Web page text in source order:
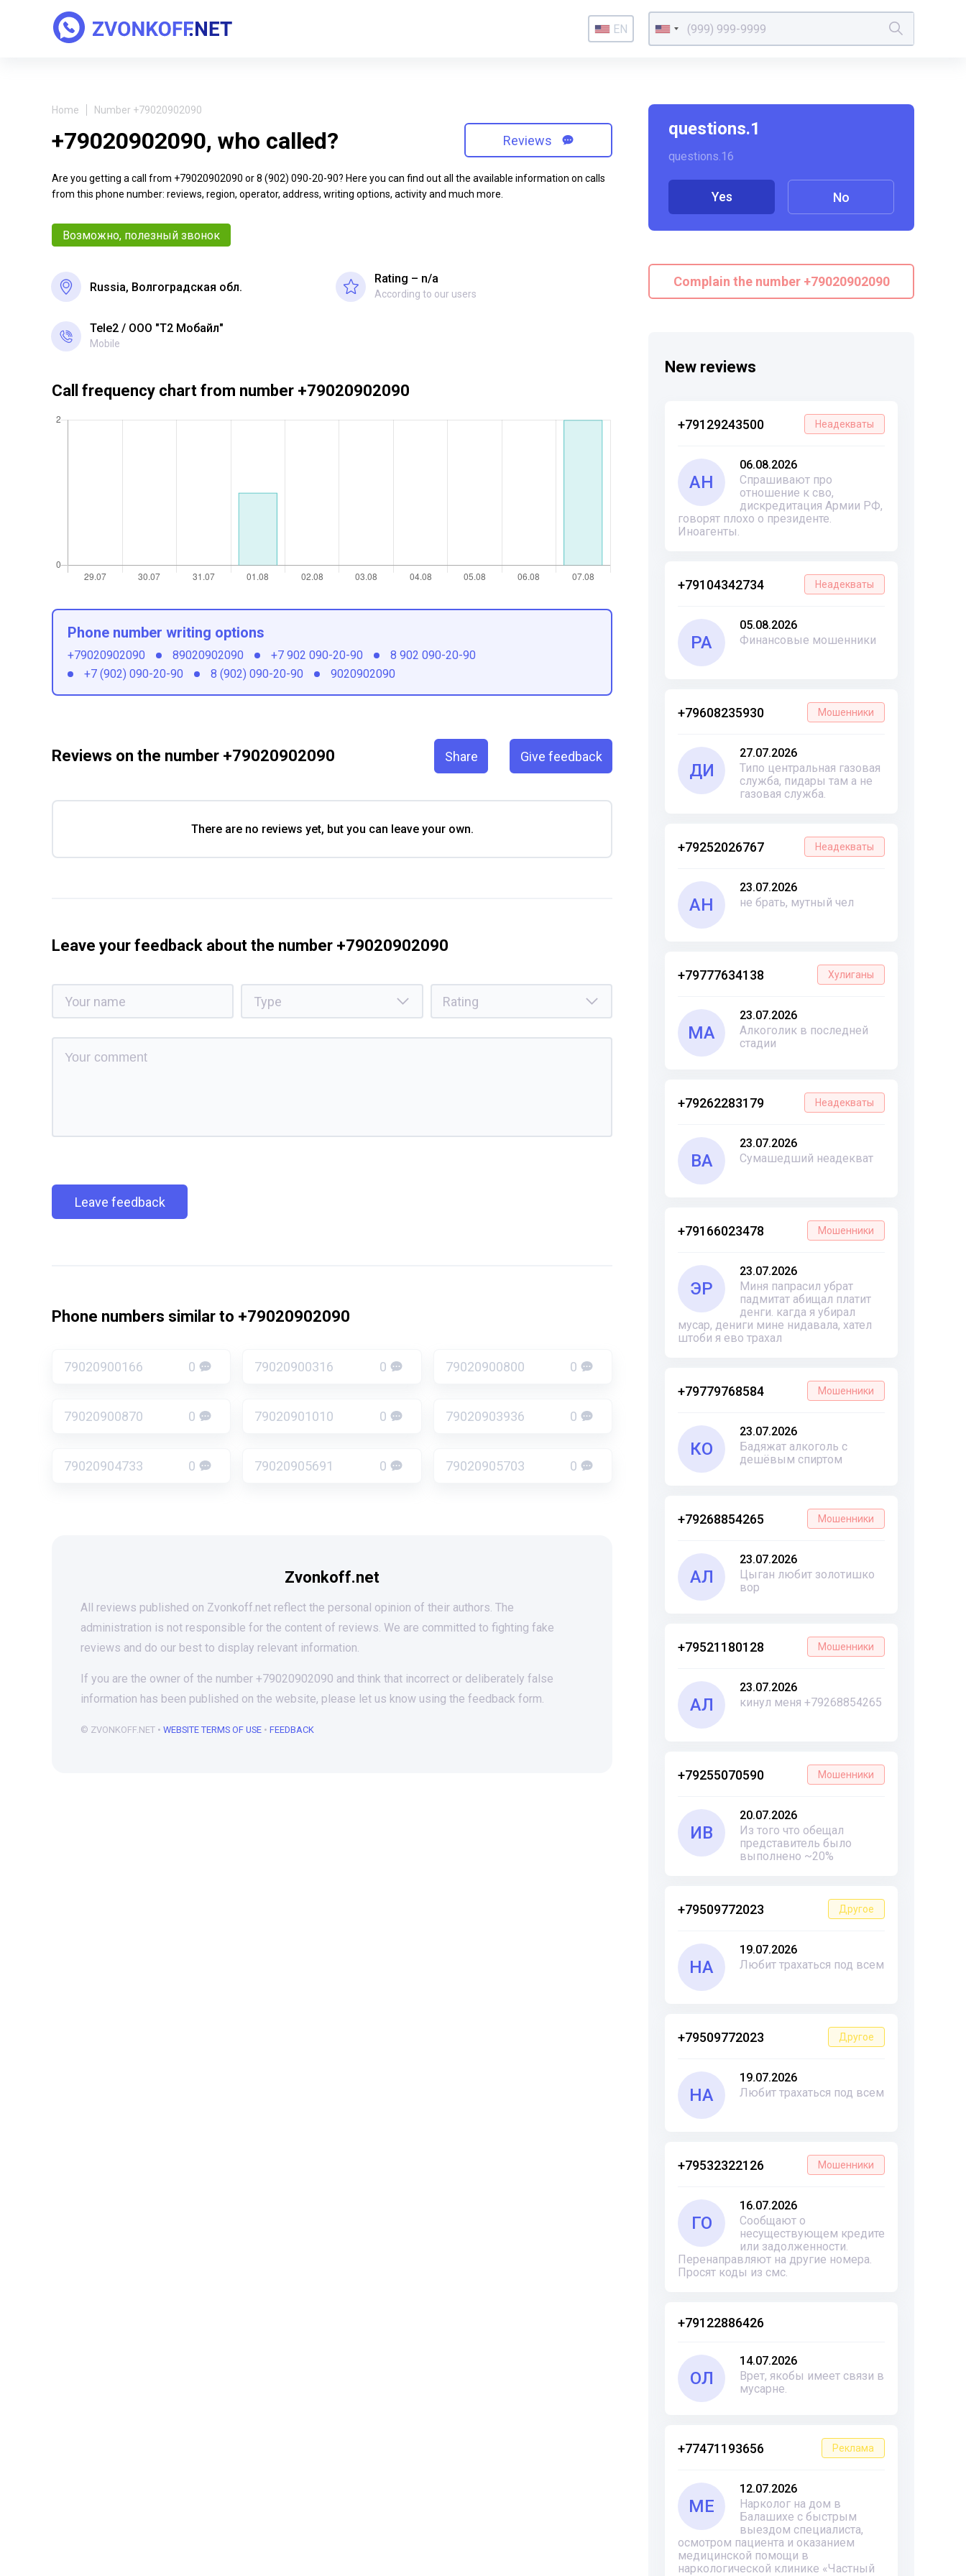
EN
Home Number +79020902090
+79020902090, who called? Reviews
Are you getting a call from +79020902090 or 8 (902) 090-20-90? Here you can find out all the available information on calls
from this phone number: reviews, region, operator, address, writing options, activity and much more.
Возможно, полезный звонок
Russia, Волгоградская обл.
Rating – n/a
According to our users
Tele2 ООО "Т2 Мобайл"
Mobile
questions.1
questions.16
Yes No
Complain the number +79020902090
New reviews
+79129243500 Неадекваты
АН
06.08.2026
Спрашивают про
отношение к сво,
дискредитация Армии РФ,
говорят плохо о президенте.
Иноагенты.
+79104342734 Неадекваты
РА
05.08.2026
Финансовые мошенники
+79608235930 Мошенники
ДИ
27.07.2026
Типо центральная газовая
служба, пидары там а не
газовая служба.
+79252026767 Неадекваты
АН
23.07.2026
не брать, мутный чел
+79777634138 Хулиганы
МА
23.07.2026
Алкоголик в последней
стадии
+79262283179 Неадекваты
ВА
23.07.2026
Сумашедший неадекват
+79166023478 Мошенники
ЭР
23.07.2026
Миня папрасил убрат
падмитат абищал платит
денги. кагда я убирал
мусар, дениги мине нидавала, хател
штоби я ево трахал
+79779768584 Мошенники
КО
23.07.2026
Бадяжат алкоголь с
дешёвым спиртом
+79268854265 Мошенники
АЛ
23.07.2026
Цыган любит золотишко
вор
+79521180128 Мошенники
АЛ
23.07.2026
кинул меня +79268854265
+79255070590 Мошенники
ИВ
20.07.2026
Из того что обещал
представитель было
выполнено ~20%
+79509772023 Другое
НА
19.07.2026
Любит трахаться под всем
+79509772023 Другое
НА
19.07.2026
Любит трахаться под всем
+79532322126 Мошенники
ГО
16.07.2026
Сообщают о
несуществующем кредите
или задолженности.
Перенаправляют на другие номера.
Просят коды из смс.
+79122886426
ОЛ
14.07.2026
Врет, якобы имеет связи в
мусарне.
+77471193656 Реклама
ME
12.07.2026
Нарколог на дом в
Балашихе с быстрым
выездом специалиста,
осмотром пациента и оказанием
медицинской помощи в
наркологической клинике «Частный
Call frequency chart from number +79020902090
Phone number writing options
+79020902090 89020902090 +7 902 090-20-90
8 902 090-20-90
+7 (902) 090-20-90
8 (902) 090-20-90 9020902090
Reviews on the number +79020902090 Share Give feedback
There are no reviews yet, but you can leave your own.
Leave your feedback about the number +79020902090
Leave feedback
Phone numbers similar to +79020902090
79020900166 0 79020900316 0 79020900800 0
79020900870 0 79020901010 0 79020903936 0
79020904733 0 79020905691 0 79020905703 0
Zvonkoff.net
All reviews published on Zvonkoff.net reflect the personal opinion of their authors. The
administration is not responsible for the content of reviews. We are committed to fighting fake
reviews and do our best to display relevant information.
If you are the owner of the number +79020902090 and think that incorrect or deliberately false
information has been published on the website, please let us know using the feedback form.
© ZVONKOFF.NET • WEBSITE TERMS OF USE • FEEDBACK